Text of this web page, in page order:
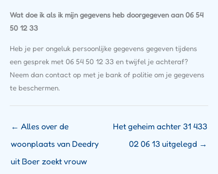
Wat doe ik als ik mijn gegevens heb doorgegeven aan 06 54
50 12 33
Heb je per ongeluk persoonlijke gegevens gegeven tijdens
een gesprek met 06 54 50 12 33 en twijfel je achteraf?
Neem dan contact op met je bank of politie om je gegevens
te beschermen.
← Alles over de
woonplaats van Deedry
uit Boer zoekt vrouw
Het geheim achter 31 433
02 06 13 uitgelegd →